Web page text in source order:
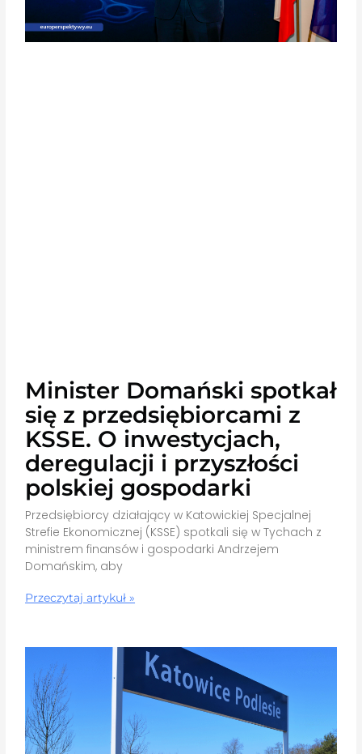
Minister Domański spotkał
się z przedsiębiorcami z
KSSE. O inwestycjach,
deregulacji i przyszłości
polskiej gospodarki
Przedsiębiorcy działający w Katowickiej Specjalnej
Strefie Ekonomicznej (KSSE) spotkali się w Tychach z
ministrem finansów i gospodarki Andrzejem
Domańskim, aby
Przeczytaj artykuł »